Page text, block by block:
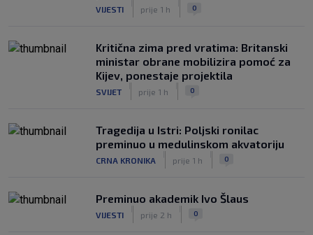
VIJESTI prije 1 h 0
Kritična zima pred vratima: Britanski
ministar obrane mobilizira pomoć za
Kijev, ponestaje projektila
SVIJET prije 1 h 0
Tragedija u Istri: Poljski ronilac
preminuo u medulinskom akvatoriju
CRNA KRONIKA prije 1 h 0
Preminuo akademik Ivo Šlaus
VIJESTI prije 2 h 0